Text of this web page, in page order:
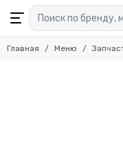
Главная Меню